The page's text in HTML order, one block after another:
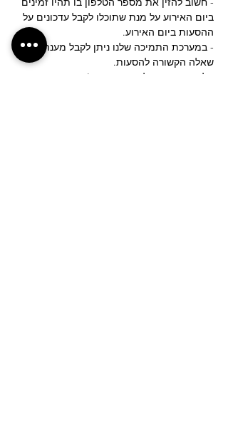
ביום האירוע על מנת שתוכלו לקבל עדכונים על
ההסעות ביום האירוע.
- במערכת התמיכה שלנו ניתן לקבל מענה לכל
שאלה הקשורה להסעות.
- ליצירת קשר שלחו הודעה בצ'אט האתר